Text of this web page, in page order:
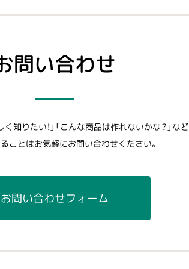
問い合わせ
知りたい！」「こんな商品は作れないかな？」など
ことはお気軽にお問い合わせください。
お問い合わせフォーム